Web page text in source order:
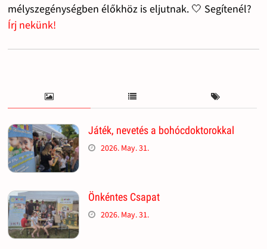
mélyszegénységben élőkhöz is eljutnak. 🤍 Segítenél?
Írj nekünk!
Játék, nevetés a bohócdoktorokkal
2026. May. 31.
Önkéntes Csapat
2026. May. 31.